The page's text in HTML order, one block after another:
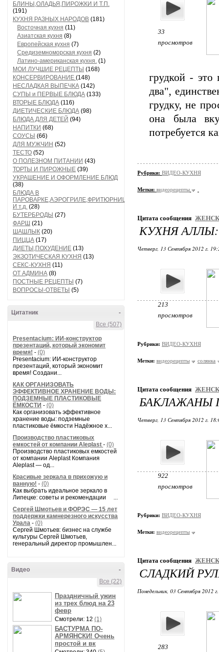
БЛИНЫ,ОЛАДЬЯ,ПИРОЖКИ И Т.П.
(191)
КУХНЯ РАЗНЫХ НАРОДОВ (181)
Восточная кухня (11)
Азиатская кухня (8)
Европейская кухня (7)
Средиземноморская кухня (2)
Латино-американская кухня. (1)
МОИ ЛУЧШИЕ РЕЦЕПТЫ (168)
КОНСЕРВИРОВАНИЕ (148)
НЕСЛАДКАЯ ВЫПЕЧКА (142)
СУПЫ и ПЕРВЫЕ БЛЮДА (133)
ВТОРЫЕ БЛЮДА (116)
ДИЕТИЧЕСКИЕ БЛЮДА (98)
БЛЮДА ДЛЯ ДЕТЕЙ (94)
НАПИТКИ (68)
СОУСЫ (66)
ДЛЯ МУЖЧИН (52)
ТЕСТО (52)
О ПОЛЕЗНОМ ПИТАНИИ (43)
ТОРТЫ И ПИРОЖНЫЕ (39)
УКРАШЕНИЕ И ОФОРМЛЕНИЕ БЛЮД
(38)
БЛЮДА В
ПАРОВАРКЕ,АЭРОГРИЛЕ,ФРИТЮРНИЦЕ
И т.д. (28)
БУТЕРБРОДЫ (27)
ФАРШ (21)
ШАШЛЫК (20)
ПИЦЦА (17)
ДИЕТЫ,ПОХУДЕНИЕ (13)
ЭКЗОТИЧЕСКАЯ КУХНЯ (13)
СЕКС-КУХНЯ (11)
ОТ АДМИНА (8)
ПОСТНЫЕ РЕЦЕПТЫ (7)
ВОПРОСЫ-ОТВЕТЫ (5)
-
Цитатник
Все (507)
Presentacium: ИИ‑конструктор
презентаций, который экономит
время! - (0)
Presentacium: ИИ‑конструктор
презентаций, который экономит
время! Создани...
КАК ОРГАНИЗОВАТЬ
ЭФФЕКТИВНОЕ ХРАНЕНИЕ ВОДЫ:
ПОДЗЕМНЫЕ ПЛАСТИКОВЫЕ
ЁМКОСТИ - (0)
Как организовать эффективное
хранение воды: подземные
пластиковые ёмкости Надёжное х...
Производство пластиковых
емкостей от компании Aleplast - (0)
Производство пластиковых емкостей
от компании Aleplast Компания
Aleplast — од...
Красивые зеркала в прихожую и
ванную! - (0)
Как выбрать идеальное зеркало в
Липецке: советы и рекомендации ...
Сергей Шмотьев и ФОРЭС — 15 лет
поддержки камнерезного искусства
Урала - (0)
Сергей Шмотьев: бизнес на службе
культуры Сергей Шмотьев,
генеральный директор промышлен...
-
Видео
Все (22)
Праздничный ужин
из трех блюд на 23
февр
Смотрели: 12 (1)
БАСТУРМА ПО-
АРМЯНСКИ! Очень
простой и вк
33
просмотров
грудкой - это
два",
грудку, не
она была
потребуется
Рубрики: ВИДЕО-КУХНЯ
Метки: видеорецепты
Цитата сообщения
КУХНЯ
Четверг, 13 Сентября 2012 г.
213
просмотров
Рубрики: ВИДЕО-КУХНЯ
Метки: видеорецепты солянка
Цитата сообщения
БАКЛАЖАНЫ
Четверг, 13 Сентября 2012 г.
922
просмотров
Рубрики: ВИДЕО-КУХНЯ
Метки: видеорецепты
Цитата сообщения
СЛАДКИЙ
Понедельник, 03 Сентября 2012
283